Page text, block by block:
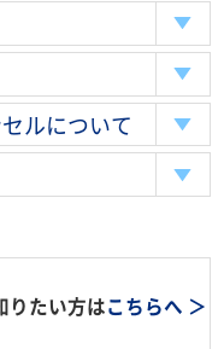
ルについて
りたい方はこちらへ ＞